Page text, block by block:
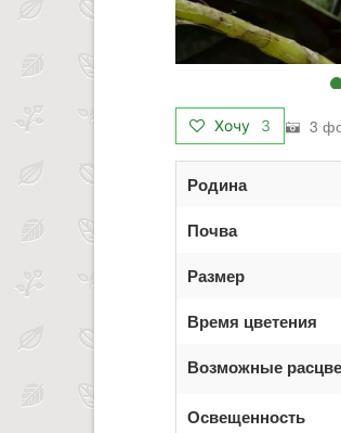
Хочу 3 3
Родина
Почва
Размер
Время цветения
Возможные
Освещенность